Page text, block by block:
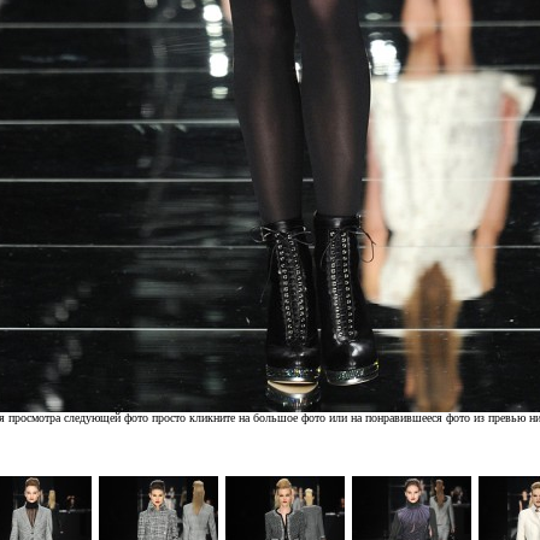
просмотра следующей фото просто кликните на большое фото или на понравившееся фото из превью